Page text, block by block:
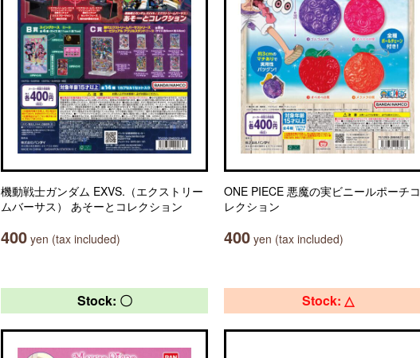
機動戦士ガンダム EXVS.（エクストリー
ムバーサス） あそーとコレクション
400 yen (tax included)
ONE PIECE 悪魔の実ビニールポーチコ
レクション
400 yen (tax included)
Stock: 〇 Stock: △